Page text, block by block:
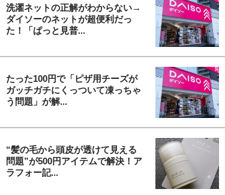
洗濯ネットの正解がわからない→
ダイソーのネットが超便利だっ
た！「ぱっと見普...
たった100円で「ピザ用チーズが
ガッチガチにくっついて凍っちゃ
う問題」が解...
“髪の毛から頭皮が透けて見える
問題”が500円アイテムで解決！ア
ラフォー記...